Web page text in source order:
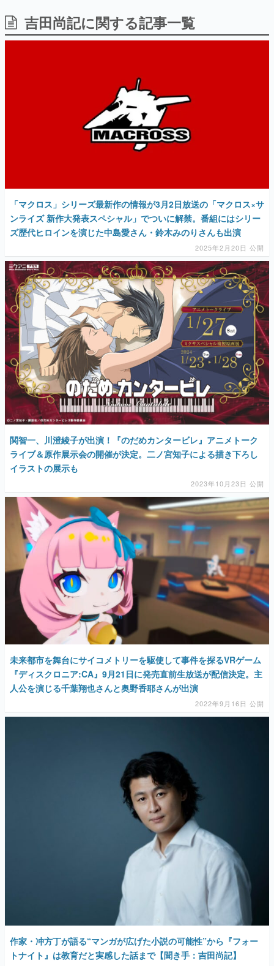
ゲーム開発者・hamatsu氏がゲームの魅力を画面や操作の
具体的な形から解き明かしていく、硬派で骨太な評論連載
です。
の起源や用法の変遷を、コンピューター文化史研究家・タ
イニーP氏が徹底調査。
カテゴリ
女性向け
アプリレビュー
その他
電ファミニコゲーマーとは？
運営：株式会社マレ
吉田尚記に関する記事一覧
「マクロス」シリーズ最新作の情報が3月2日放送の「マクロス×サ
ンライズ 新作大発表スペシャル」でついに解禁。番組にはシリー
ズ歴代ヒロインを演じた中島愛さん・鈴木みのりさんも出演
2025年2月20日 公開
関智一、川澄綾子が出演！『のだめカンタービレ』アニメトーク
ライブ＆原作展示会の開催が決定。二ノ宮知子による描き下ろし
イラストの展示も
2023年10月23日 公開
未来都市を舞台にサイコメトリーを駆使して事件を探るVRゲーム
『ディスクロニア:CA』9月21日に発売直前生放送が配信決定。主
人公を演じる千葉翔也さんと奥野香耶さんが出演
2022年9月16日 公開
作家・冲方丁が語る“マンガが広げた小説の可能性”から『フォー
トナイト』は教育だと実感した話まで【聞き手：吉田尚記】